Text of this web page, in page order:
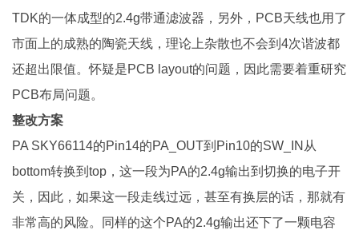
TDK的一体成型的2.4g带通滤波器，另外，PCB天线也用了
市面上的成熟的陶瓷天线，理论上杂散也不会到4次谐波都
还超出限值。怀疑是PCB layout的问题，因此需要着重研究
PCB布局问题。
整改方案
PA SKY66114的Pin14的PA_OUT到Pin10的SW_IN从
bottom转换到top，这一段为PA的2.4g输出到切换的电子开
关，因此，如果这一段走线过远，甚至有换层的话，那就有
非常高的风险。同样的这个PA的2.4g输出还下了一颗电容